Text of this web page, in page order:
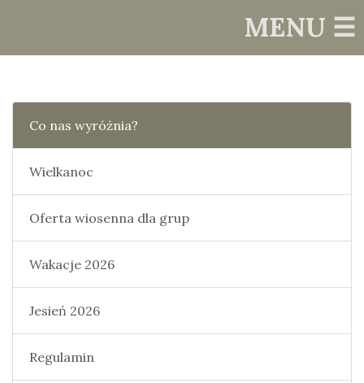
MENU ☰
Co nas wyróżnia?
Wielkanoc
Oferta wiosenna dla grup
Wakacje 2026
Jesień 2026
Regulamin